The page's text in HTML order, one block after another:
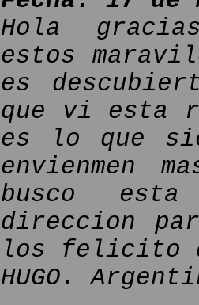
Hola
estos
es
que vi esta
es lo que
envienmen
busco
direccion
los felicito
HUGO.